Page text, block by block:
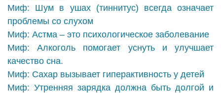
Миф: Шум в ушах (тиннитус) всегда означает
проблемы со слухом
Миф: Астма – это психологическое заболевание
Миф: Алкоголь помогает уснуть и улучшает
качество сна.
Миф: Сахар вызывает гиперактивность у детей
Миф: Утренняя зарядка должна быть долгой и